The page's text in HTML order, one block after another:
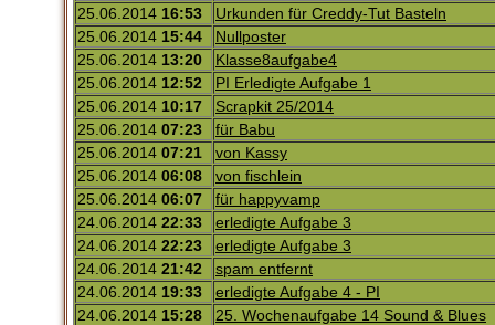
25.06.2014 16:53
Urkunden für Creddy-Tut Basteln
25.06.2014 15:44
Nullposter
25.06.2014 13:20
Klasse8aufgabe4
25.06.2014 12:52
PI Erledigte Aufgabe 1
25.06.2014 10:17
Scrapkit 25/2014
25.06.2014 07:23
für Babu
25.06.2014 07:21
von Kassy
25.06.2014 06:08
von fischlein
25.06.2014 06:07
für happyvamp
24.06.2014 22:33
erledigte Aufgabe 3
24.06.2014 22:23
erledigte Aufgabe 3
24.06.2014 21:42
spam entfernt
24.06.2014 19:33
erledigte Aufgabe 4 - PI
24.06.2014 15:28
25. Wochenaufgabe 14 Sound & Blues